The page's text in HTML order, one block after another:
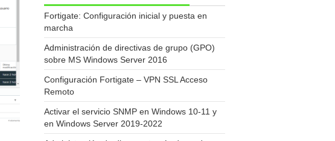
Fortigate: Configuración inicial y puesta en
marcha
Administración de directivas de grupo (GPO)
sobre MS Windows Server 2016
Configuración Fortigate – VPN SSL Acceso
Remoto
Activar el servicio SNMP en Windows 10-11 y
en Windows Server 2019-2022